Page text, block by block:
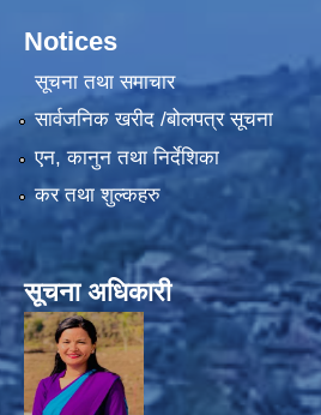
Notices
सूचना तथा समाचार
सार्वजनिक खरीद /बोलपत्र सूचना
एन, कानुन तथा निर्देशिका
कर तथा शुल्कहरु
सूचना अधिकारी